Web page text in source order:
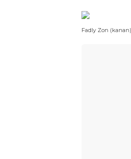
Fadly Zon